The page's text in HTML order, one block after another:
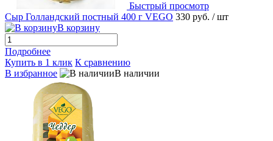
Быстрый просмотр
Сыр Голландский постный 400 г VEGO 330 руб. / шт
В корзину
Подробнее
Купить в 1 клик К сравнению
В избранное
В наличии